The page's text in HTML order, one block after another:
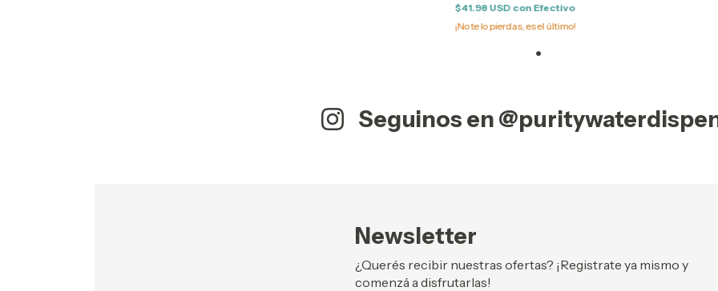
muchas
$41.98 USD con Efectivo
¡No te lo pierdas, es el último!
Seguinos en
Newsletter
¿Querés recibir nuestras ofertas? ¡Registrate ya mismo y
comenzá a disfrutarlas!